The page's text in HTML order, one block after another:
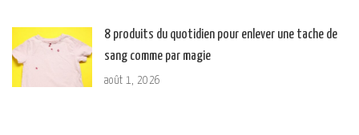
8 produits du quotidien pour enlever une tache de
sang comme par magie
août 1, 2026